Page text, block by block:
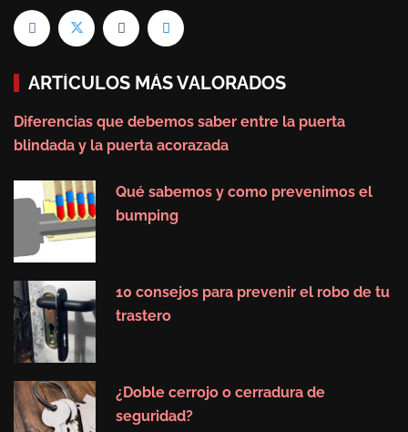
ARTÍCULOS MÁS VALORADOS
Diferencias que debemos saber entre la puerta
blindada y la puerta acorazada
Qué sabemos y como prevenimos el
bumping
10 consejos para prevenir el robo de tu
trastero
¿Doble cerrojo o cerradura de
seguridad?